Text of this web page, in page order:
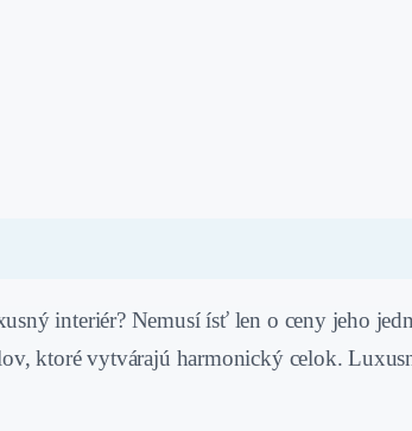
interiér? Nemusí ísť len o ceny jeho
ktoré vytvárajú harmonický celok.